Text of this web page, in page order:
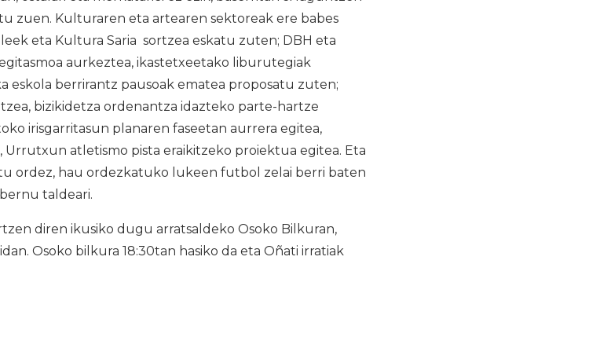
zuen. Kulturaren eta artearen sektoreak ere babes
eta Kultura Saria sortzea eskatu zuten; DBH eta
aurkeztea, ikastetxeetako liburutegiak
eskola berrirantz pausoak ematea proposatu zuten;
bizikidetza ordenantza idazteko parte-hartze
irisgarritasun planaren faseetan aurrera egitea,
atletismo pista eraikitzeko proiektua egitea. Eta
ordez, hau ordezkatuko lukeen futbol zelai berri baten
taldeari.
diren ikusiko dugu arratsaldeko Osoko Bilkuran,
Osoko bilkura 18:30tan hasiko da eta Oñati irratiak